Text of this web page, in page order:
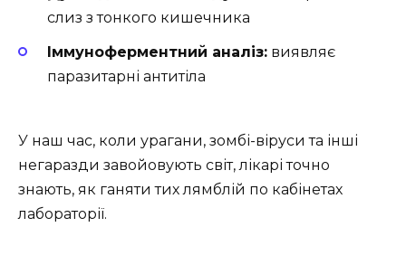
слиз з тонкого кишечника
Іммуноферментний аналіз: виявляє
паразитарні антитіла
У наш час, коли урагани, зомбі-віруси та інші
негаразди завойовують світ, лікарі точно
знають, як ганяти тих лямблій по кабінетах
лабораторії.